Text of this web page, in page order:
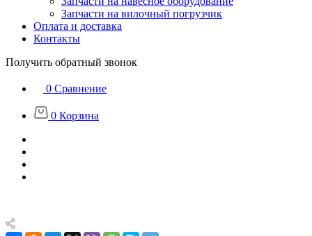
Запчасти на вилочный погрузчик
Оплата и доставка
Контакты
Получить обратный звонок
0 Сравнение
0 Корзина